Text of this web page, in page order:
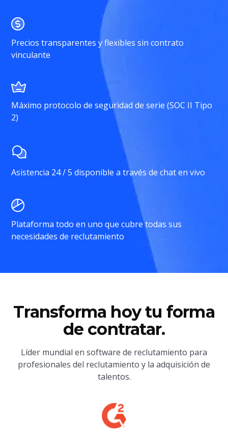
Precios transparentes y flexibles sin contrato
vinculante
Máximo protocolo de seguridad de serie (SOC II Tipo
2)
Asistencia 24 / 5 disponible a través de chat en vivo
Plataforma todo en uno que cubre todas sus
necesidades de reclutamiento
Transforma hoy tu forma
de contratar.
Líder mundial en software de reclutamiento para
profesionales del reclutamiento y la adquisición de
talentos.